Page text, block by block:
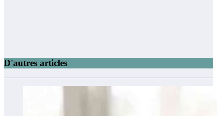
D'autres articles